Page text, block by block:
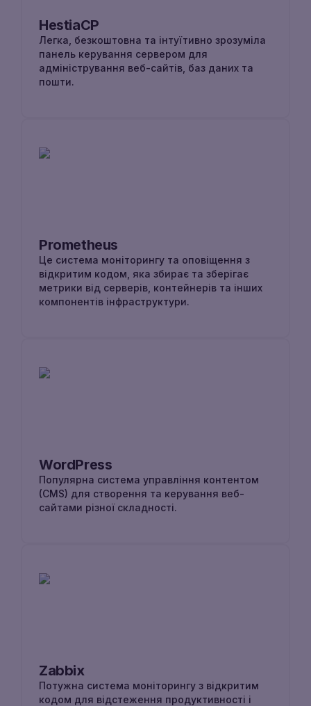
HestiaCP
Легка, безкоштовна та інтуїтивно зрозуміла
панель керування сервером для
адміністрування веб-сайтів, баз даних та
пошти.
Prometheus
Це система моніторингу та оповіщення з
відкритим кодом, яка збирає та зберігає
метрики від серверів, контейнерів та інших
компонентів інфраструктури.
WordPress
Популярна система управління контентом
(CMS) для створення та керування веб-
сайтами різної складності.
Zabbix
Потужна система моніторингу з відкритим
кодом для відстеження продуктивності і